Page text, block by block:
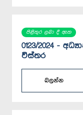
පිළිතුර ලබා දී ඇත
0123/2024 -
විස්තර
බලන්න